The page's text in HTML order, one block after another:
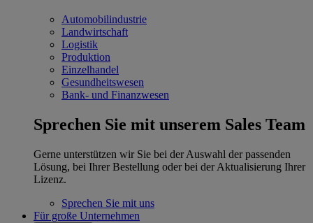
Automobilindustrie
Landwirtschaft
Logistik
Produktion
Einzelhandel
Gesundheitswesen
Bank- und Finanzwesen
Sprechen Sie mit unserem Sales Team
Gerne unterstützen wir Sie bei der Auswahl der passenden
Lösung, bei Ihrer Bestellung oder bei der Aktualisierung Ihrer
Lizenz.
Sprechen Sie mit uns
Für große Unternehmen